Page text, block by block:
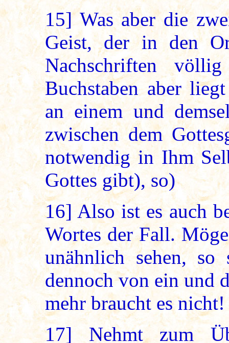
15]Was aber die
Geist, der in den
Nachschriften
Buchstaben aber
an einem und
zwischen dem
notwendig in Ihm
Gottes gibt), so)
16] Also ist es auch
Wortes der Fall.
unähnlich sehen,
dennoch von ein und
mehr braucht es nicht!
17] Nehmt zum